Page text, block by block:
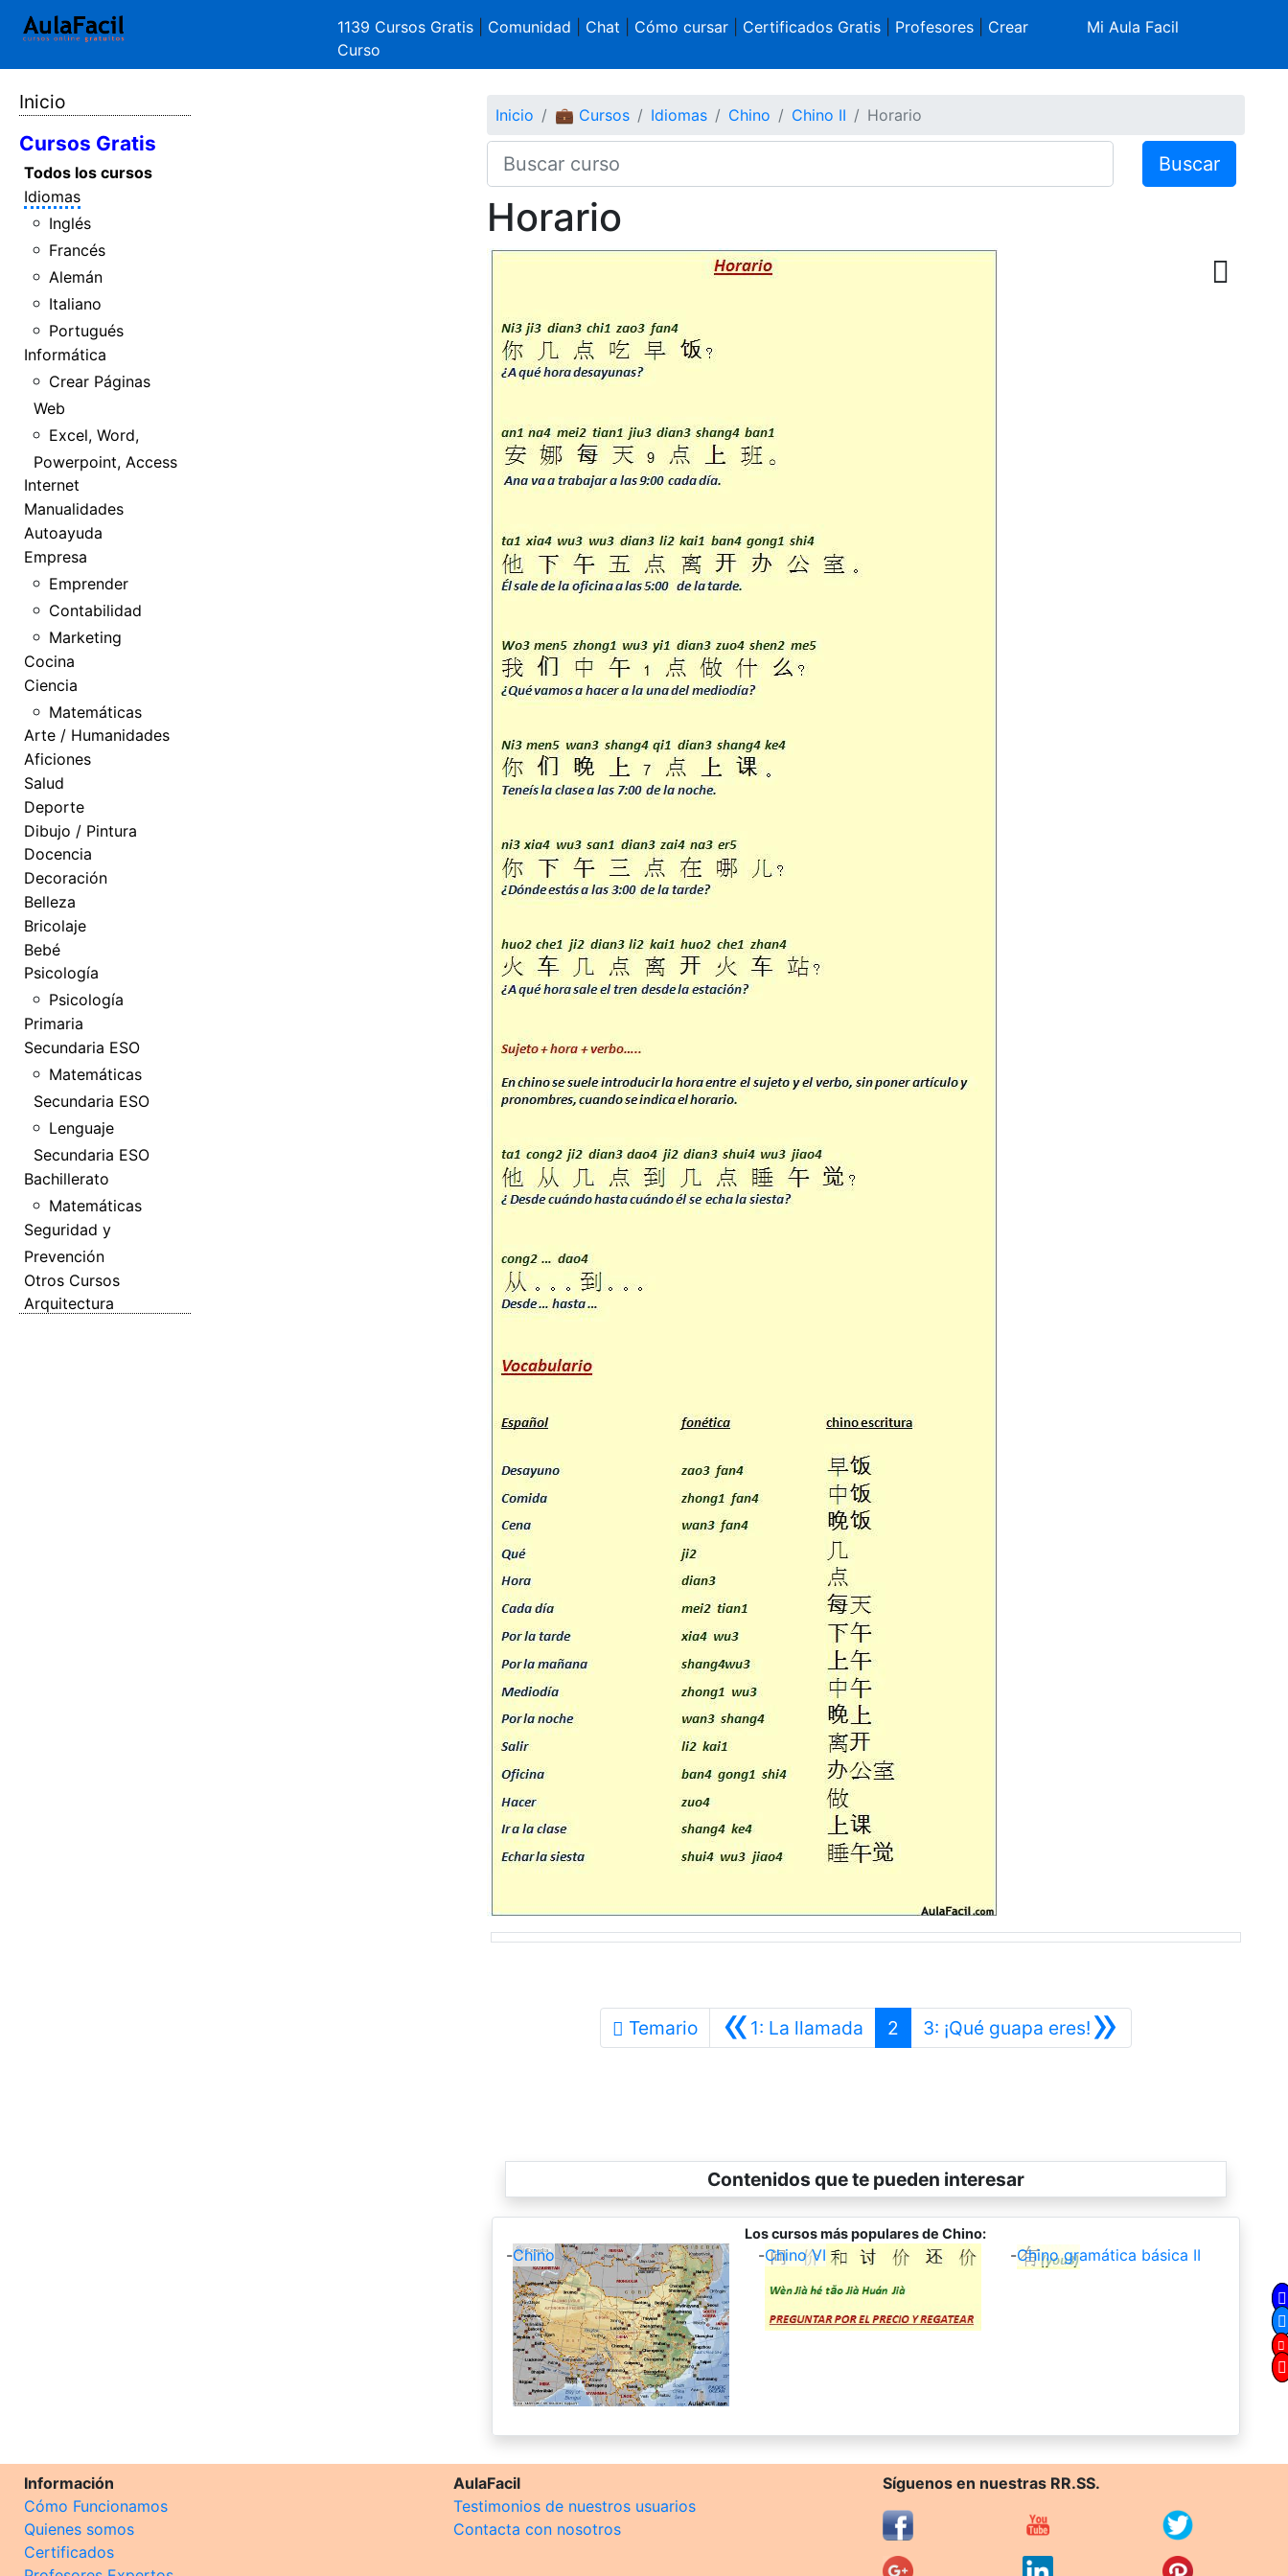
1139 Cursos Gratis Comunidad Chat Cómo cursar| Certificados Gratis| Profesores| Crear
Curso
Mi Aula Facil
Inicio
Cursos Gratis
Todos los cursos
Idiomas
Inglés
Francés
Alemán
Italiano
Portugués
Informática
Crear Páginas
Web
Excel, Word,
Powerpoint, Access
Internet
Manualidades
Autoayuda
Empresa
Emprender
Contabilidad
Marketing
Cocina
Ciencia
Matemáticas
Arte / Humanidades
Aficiones
Salud
Deporte
Dibujo / Pintura
Docencia
Decoración
Belleza
Bricolaje
Bebé
Psicología
Psicología
Primaria
Secundaria ESO
Matemáticas
Secundaria ESO
Lenguaje
Secundaria ESO
Bachillerato
Matemáticas
Seguridad y
Prevención
Otros Cursos
Arquitectura
Inicio 💼 Cursos Idiomas Chino Chino II Horario
Buscar
Horario
Temario «1: La llamadaAnterior
2 »
3: ¡Qué guapa eres!Siguiente
Contenidos que te pueden interesar
Los cursos más populares de Chino:
-Chino -Chino VI -Chino gramática básica II
Información
Cómo Funcionamos
Quienes somos
Certificados
AulaFacil
Testimonios de nuestros usuarios
Contacta con nosotros
Síguenos en nuestras RR.SS.